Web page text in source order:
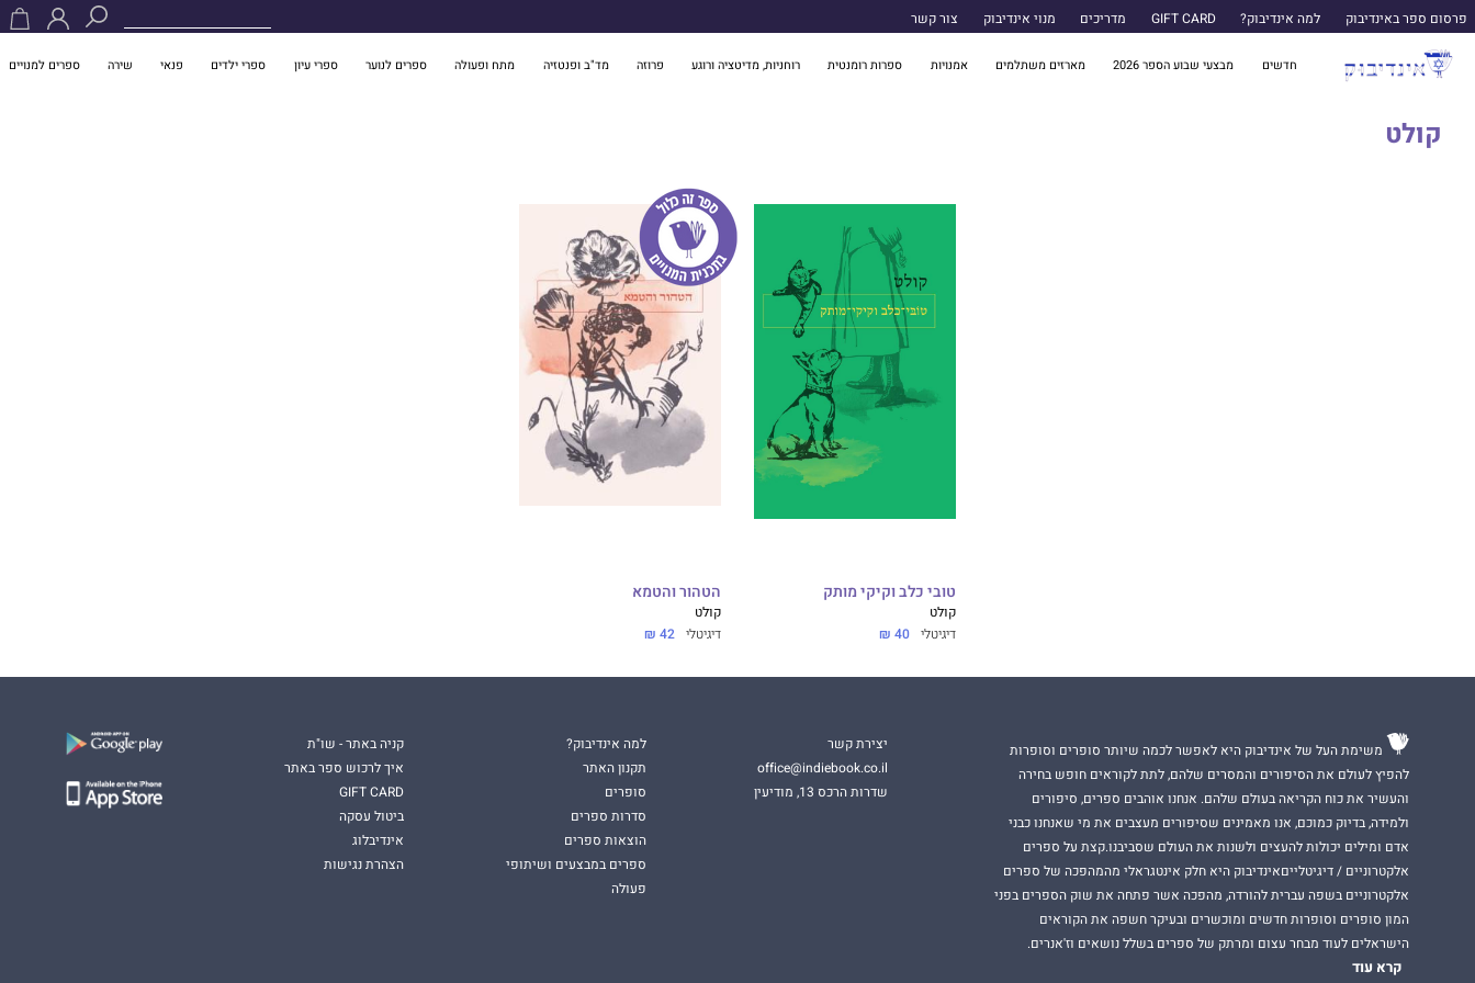
פרסום ספר באינדיבוק למה אינדיבוק? GIFT CARD מדריכים מנוי אינדיבוק צור קשר
חדשים מבצעי שבוע הספר 2026 מארזים משתלמים אמנויות ספרות רומנטית רוחניות, מדיטציה ורוגע פרוזה מד"ב ופנטזיה מתח ופעולה ספרים לנוער ספרי עיון ספרי ילדים פנאי שירה ספרים למנויים
קולט
טובי כלב וקיקי מותק
קולט
דיגיטלי 40 ₪
הטהור והטמא
קולט
דיגיטלי 42 ₪
משימת העל של אינדיבוק היא לאפשר לכמה שיותר סופרים וסופרות
להפיץ לעולם את הסיפורים והמסרים שלהם, לתת לקוראים חופש בחירה
והעשיר את כוח הקריאה בעולם שלהם. אנחנו אוהבים ספרים, סיפורים
ולמידה, בדיוק כמוכם, אנו מאמינים שסיפורים מעצבים את מי שאנחנו כבני
אדם ומילים יכולות להעצים ולשנות את העולם שסביבנו.קצת על ספרים
אלקטרוניים / דיגיטלייםאינדיבוק היא חלק אינטגראלי מהמהפכה של ספרים
אלקטרוניים בשפה עברית להורדה, מהפכה אשר פתחה את שוק הספרים בפני
המון סופרים וסופרות חדשים ומוכשרים ובעיקר חשפה את הקוראים
הישראלים לעוד מבחר עצום ומרתק של ספרים בשלל נושאים וז'אנרים.
קרא עוד
יצירת קשר
office@indiebook.co.il
שדרות הרכס 13, מודיעין
למה אינדיבוק?
תקנון האתר
סופרים
סדרות ספרים
הוצאות ספרים
ספרים במבצעים ושיתופי
פעולה
קניה באתר - שו"ת
איך לרכוש ספר באתר
GIFT CARD
ביטול עסקה
אינדיבלוג
הצהרת נגישות